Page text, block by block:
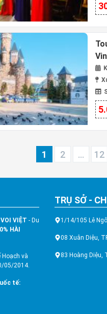
1 2 … 12
VIỆT - Du
HÀI
Hoạch và
05/2014.
tế:
TRỤ SỞ -
1/14/105 Lê
08 Xuân Diệu,
83 Hoàng Diệu,